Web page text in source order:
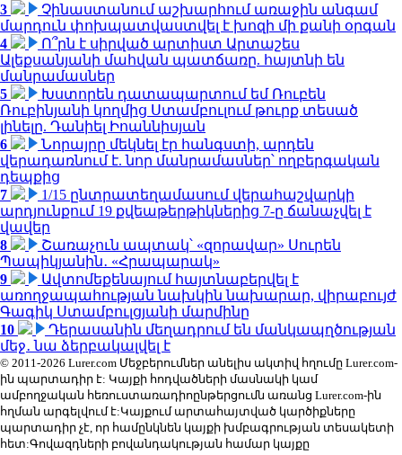
3
Չինաստանում աշխարհում առաջին անգամ
մարդուն փոխպատվաստվել է խոզի մի քանի օրգան
4
Ո՞րն է սիրված արտիստ Արտաշես
Ալեքսանյանի մահվան պատճառը. հայտնի են
մանրամասներ
5
Խստորեն դատապարտում եմ Ռուբեն
Ռուբինյանի կողմից Ստամբուլում թուրք տեսած
լինելը. Դանիել Իոաննիսյան
6
Նորայրը մեկնել էր հանգստի, արդեն
վերադառնում է. նոր մանրամասներ՝ ողբերգական
դեպքից
7
1/15 ընտրատեղամասում վերահաշվարկի
արդյունքում 19 քվեաթերթիկներից 7-ը ճանաչվել է
վավեր
8
Շառաչուն ապտակ՝ «զորավար» Սուրեն
Պապիկյանին․ «Հրապարակ»
9
Ավտոմեքենայում հայտնաբերվել է
առողջապահության նախկին նախարար, վիրաբույժ
Գագիկ Ստամբուլցյանի մարմինը
10
Դերասանին մեղադրում են մանկապղծության
մեջ․ նա ձերբակալվել է
© 2011-2026 Lurer.com Մեջբերումներ անելիս ակտիվ հղումը Lurer.com-
ին պարտադիր է: Կայքի հոդվածների մասնակի կամ
ամբողջական հեռուստառադիոընթերցումն առանց Lurer.com-ին
հղման արգելվում է:Կայքում արտահայտված կարծիքները
պարտադիր չէ, որ համընկնեն կայքի խմբագրության տեսակետի
հետ:Գովազդների բովանդակության համար կայքը